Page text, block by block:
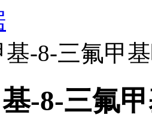
基-8-三氟甲
-8-三氟